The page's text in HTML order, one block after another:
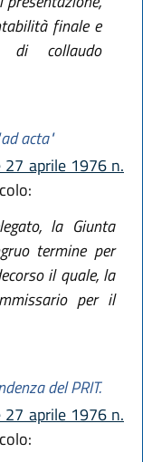
finale e
di collaudo
acta"
aprile 1976 n.
la Giunta
termine per
il quale, la
per il
del PRIT.
aprile 1976 n.